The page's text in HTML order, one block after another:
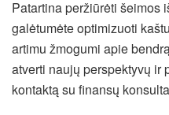
Patartina peržiūrėti šeimos
galėtumėte optimizuoti
artimu žmogumi apie
atverti naujų perspektyvų ir
kontaktą su finansų